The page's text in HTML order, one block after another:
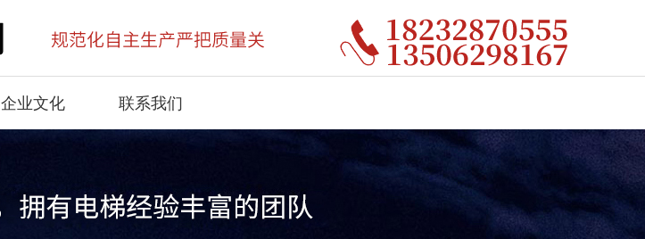
企业文化 联系我们